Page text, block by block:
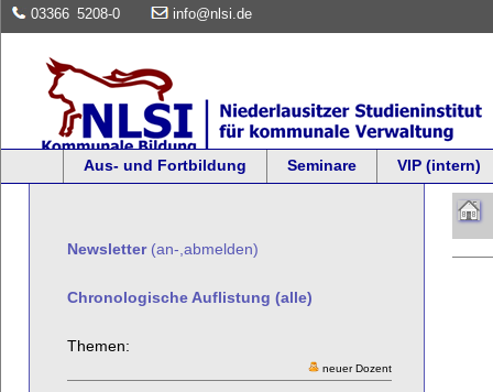
03366 5208-0 info@nlsi.de
Aus- und Fortbildung Seminare VIP (intern)
Newsletter(an-,abmelden)
Chronologische Auflistung (alle)
Themen:
neuer Dozent